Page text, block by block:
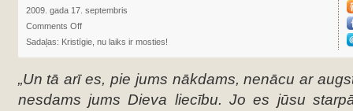
2009. gada 17. septembris
Comments Off
Sadaļas: Kristīgie, nu laiks ir mosties!
„Un tā arī es, pie jums nākdams, nenācu ar
nesdams jums Dieva liecību. Jo es jūsu